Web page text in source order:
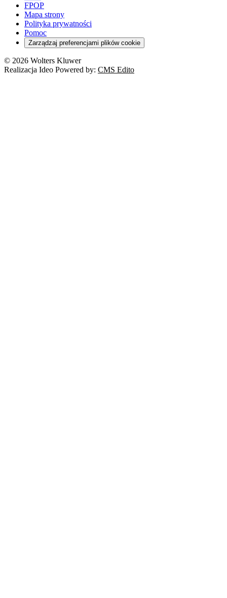
FPOP
Mapa strony
Polityka prywatności
Pomoc
Zarządzaj preferencjami plików cookie
© 2026 Wolters Kluwer
Realizacja Ideo Powered by: CMS Edito